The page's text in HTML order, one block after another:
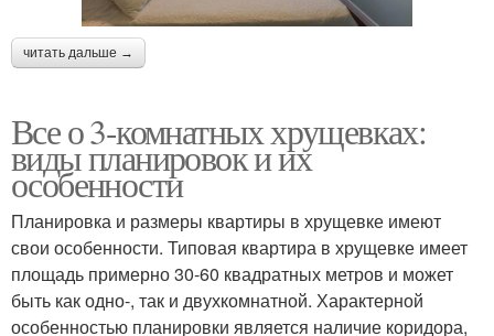
читать дальше →
Все о 3-комнатных хрущевках:
виды планировок и их
особенности
Планировка и размеры квартиры в хрущевке имеют
свои особенности. Типовая квартира в хрущевке имеет
площадь примерно 30-60 квадратных метров и может
быть как одно-, так и двухкомнатной. Характерной
особенностью планировки является наличие коридора,